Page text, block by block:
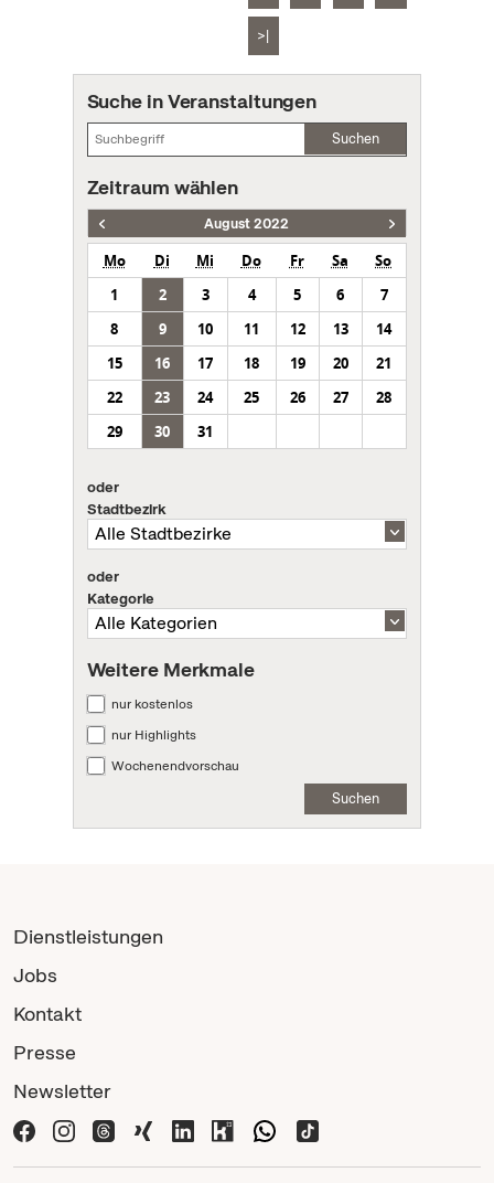
>|
Suche in Veranstaltungen
Suchen
Zeitraum wählen
August 2022
Mo Di Mi Do Fr Sa
So
1
2 3 4 5 6
7
8
9 10 11 12 13
14
15
16 17 18 19 20
21
22
23 24 25 26 27
28
29
30 31
oder
Stadtbezirk
oder
Kategorie
Weitere Merkmale
nur kostenlos
nur Highlights
Wochenendvorschau
Suchen
Dienstleistungen
Jobs
Kontakt
Presse
Newsletter